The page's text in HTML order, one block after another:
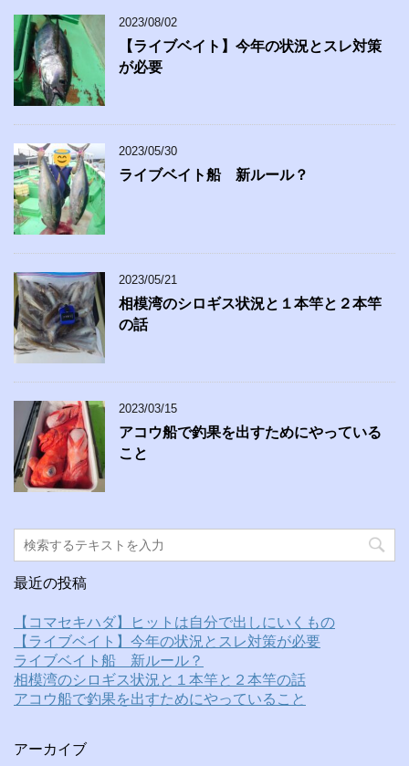
2023/08/02
【ライブベイト】今年の状況とスレ対策
が必要
2023/05/30
ライブベイト船 新ルール？
2023/05/21
相模湾のシロギス状況と１本竿と２本竿
の話
2023/03/15
アコウ船で釣果を出すためにやっている
こと
最近の投稿
【コマセキハダ】ヒットは自分で出しにいくもの
【ライブベイト】今年の状況とスレ対策が必要
ライブベイト船 新ルール？
相模湾のシロギス状況と１本竿と２本竿の話
アコウ船で釣果を出すためにやっていること
アーカイブ